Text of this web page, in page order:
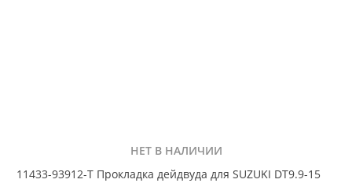
НЕТ В НАЛИЧИИ
11433-93912-T Прокладка дейдвуда для SUZUKI DT9.9-15